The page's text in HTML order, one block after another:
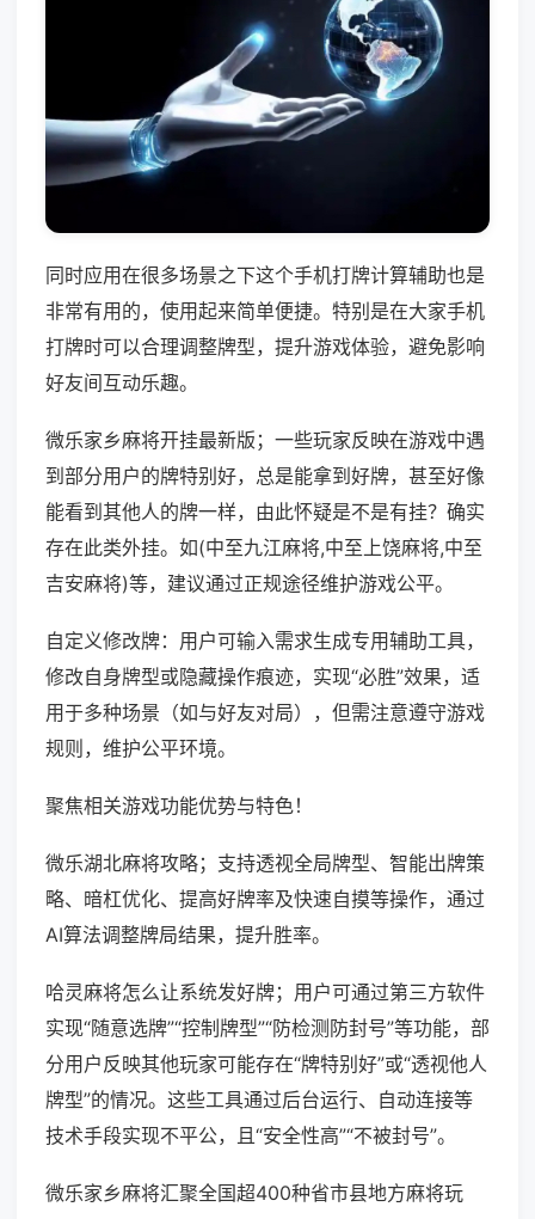
同时应用在很多场景之下这个手机打牌计算辅助也是
非常有用的，使用起来简单便捷。特别是在大家手机
打牌时可以合理调整牌型，提升游戏体验，避免影响
好友间互动乐趣。
微乐家乡麻将开挂最新版；一些玩家反映在游戏中遇
到部分用户的牌特别好，总是能拿到好牌，甚至好像
能看到其他人的牌一样，由此怀疑是不是有挂？确实
存在此类外挂。如(中至九江麻将,中至上饶麻将,中至
吉安麻将)等，建议通过正规途径维护游戏公平。
自定义修改牌：用户可输入需求生成专用辅助工具，
修改自身牌型或隐藏操作痕迹，实现“必胜”效果，适
用于多种场景（如与好友对局），但需注意遵守游戏
规则，维护公平环境。
聚焦相关游戏功能优势与特色！
微乐湖北麻将攻略；支持透视全局牌型、智能出牌策
略、暗杠优化、提高好牌率及快速自摸等操作，通过
AI算法调整牌局结果，提升胜率。
哈灵麻将怎么让系统发好牌；用户可通过第三方软件
实现“随意选牌”“控制牌型”“防检测防封号”等功能，部
分用户反映其他玩家可能存在“牌特别好”或“透视他人
牌型”的情况。这些工具通过后台运行、自动连接等
技术手段实现不平公，且“安全性高”“不被封号”。
微乐家乡麻将汇聚全国超400种省市县地方麻将玩